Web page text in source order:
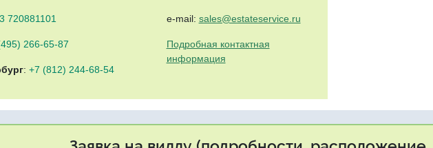
720881101
266-65-87
: +7 (812) 244-68-54
e-mail: sales@estateservice.ru
Подробная контактная
информация